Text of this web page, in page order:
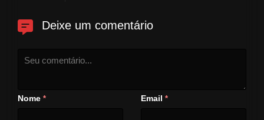
Deixe um comentário
Nome * Email *